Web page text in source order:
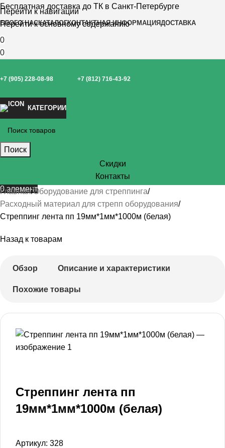
Перейти к навигации
Перейти к основному содержанию
Бесплатная доставка до ТК в Санкт-Петербурге
БЛОГО НАСКАТАЛОГКОНТАКТНАЯ ИНФОРМАЦИЯДОСТАВКА
0
0
+7 (905) 228-08-98 +7 (812) 716-43-92
КАТЕГОРИИ
Поиск
Скидки
Контакты
0элемент
Главная Оборудование для стреппинга
Расходный материал для стрепп оборудования
Стреппинг лента пп 19мм*1мм*1000м (белая)
Назад к товарам
Обзор Описание и характеристики
Похожие товары
Стреппинг лента пп
19мм*1мм*1000м (белая)
Артикул: 328